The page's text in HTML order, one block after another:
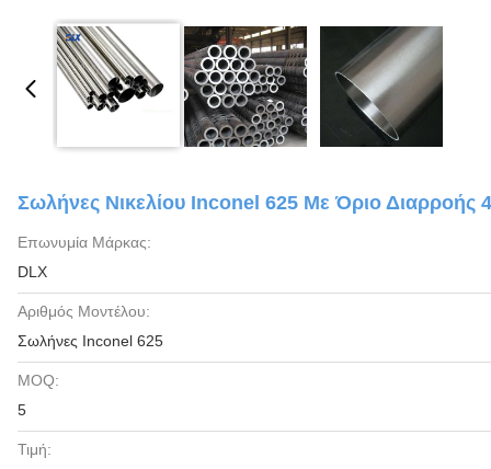
Σωλήνες Νικελίου Inconel 625 Με Όριο Διαρροής
Επωνυμία Μάρκας:
DLX
Αριθμός Μοντέλου:
Σωλήνες Inconel 625
MOQ:
5
Τιμή: